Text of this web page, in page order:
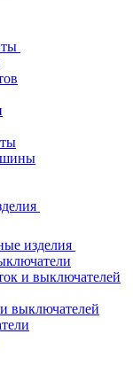
изделия
и выключателей
выключателей